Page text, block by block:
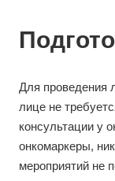
Для проведения
лице не
консультации у
онкомаркеры,
мероприятий не